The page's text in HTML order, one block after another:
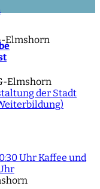
Elmshorn
Elmshorn
der Stadt
Uhr Kaffee und